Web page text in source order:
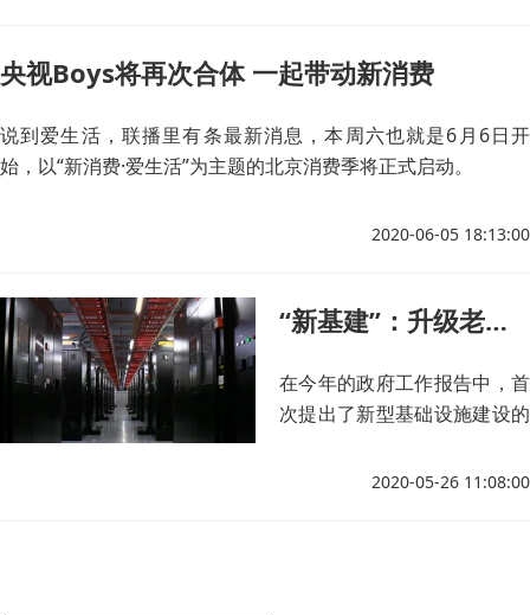
央视Boys将再次合体 一起带动新消费
说到爱生活，联播里有条最新消息，本周六也就是6月6日开
始，以“新消费·爱生活”为主题的北京消费季将正式启动。
2020-06-05 18:13:00
“新基建”：升级老产业 激发新消费
在今年的政府工作报告中，首
次提出了新型基础设施建设的
哪里？它又会为中国经济带来
2020-05-26 11:08:00